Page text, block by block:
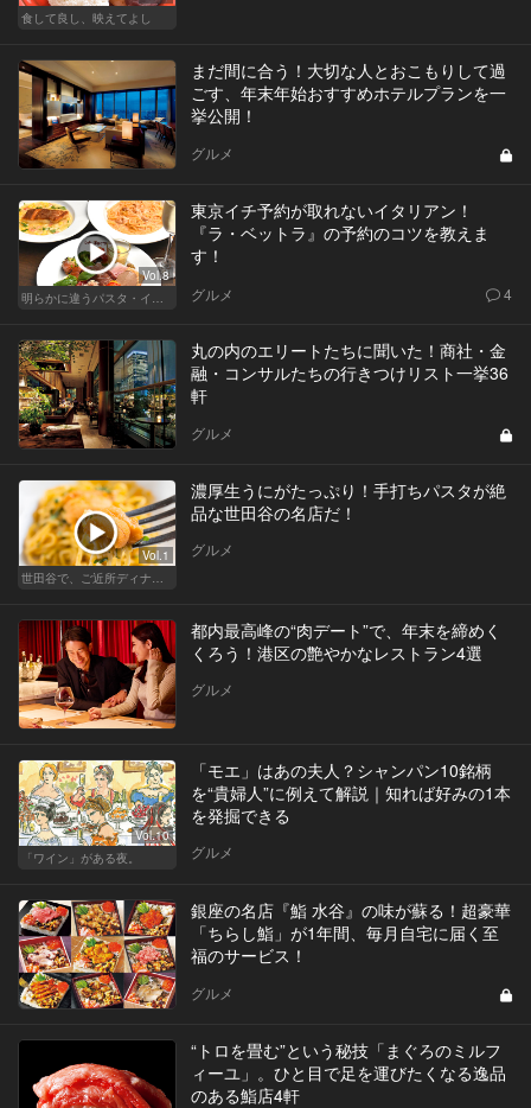
食して良し、映えてよし
まだ間に合う！大切な人とおこもりして過
ごす、年末年始おすすめホテルプランを一
挙公開！
グルメ
Vol.8
明らかに違うパスタ・イタリアン
東京イチ予約が取れないイタリアン！
『ラ・ベットラ』の予約のコツを教えま
す！
グルメ 4
丸の内のエリートたちに聞いた！商社・金
融・コンサルたちの行きつけリスト一挙36
軒
グルメ
Vol.1
世田谷で、ご近所ディナーを楽しもう！
濃厚生うにがたっぷり！手打ちパスタが絶
品な世田谷の名店だ！
グルメ
都内最高峰の“肉デート”で、年末を締めく
くろう！港区の艶やかなレストラン4選
グルメ
Vol.10
「ワイン」がある夜。
「モエ」はあの夫人？シャンパン10銘柄
を“貴婦人”に例えて解説｜知れば好みの1本
を発掘できる
グルメ
銀座の名店『鮨 水谷』の味が蘇る！超豪華
「ちらし鮨」が1年間、毎月自宅に届く至
福のサービス！
グルメ
“トロを畳む”という秘技「まぐろのミルフ
ィーユ」。ひと目で足を運びたくなる逸品
のある鮨店4軒